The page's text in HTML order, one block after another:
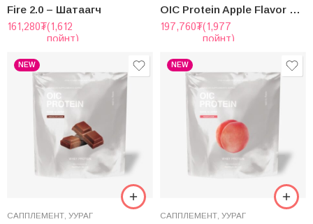
Fire 2.0 – Шатаагч
161,280₮(1,612
пойнт)
OIC Protein Apple Flavor – Ойший Алимны Амтaт Уураг (Whey)
197,760₮(1,977
пойнт)
NEW
САППЛЕМЕНТ УУРАГ
NEW
САППЛЕМЕНТ УУРАГ